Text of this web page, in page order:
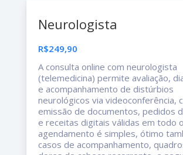
Neurologista
R$249,90
A consulta online com neurologista
(telemedicina) permite avaliação,
e acompanhamento de distúrbios
neurológicos via videoconferência,
emissão de documentos, pedidos
e receitas digitais válidas em todo
agendamento é simples, ótimo
casos de acompanhamento,